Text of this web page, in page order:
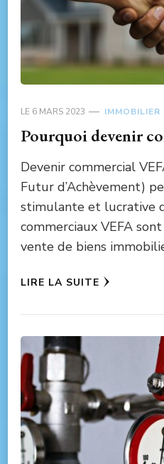
LE 6 MARS 2023 IMMOBILIER
Pourquoi devenir
Devenir commercial
Futur d’Achèvement)
stimulante et lucrative
commerciaux VEFA
vente de biens
LIRE LA SUITE